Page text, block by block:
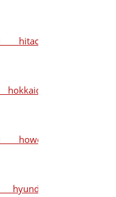
hitachi
howell
hyundai